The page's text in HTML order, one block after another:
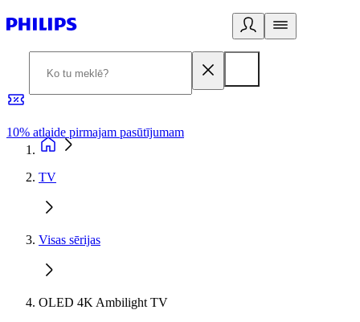
10% atlaide pirmajam pasūtījumam
TV
Visas sērijas
OLED 4K Ambilight TV